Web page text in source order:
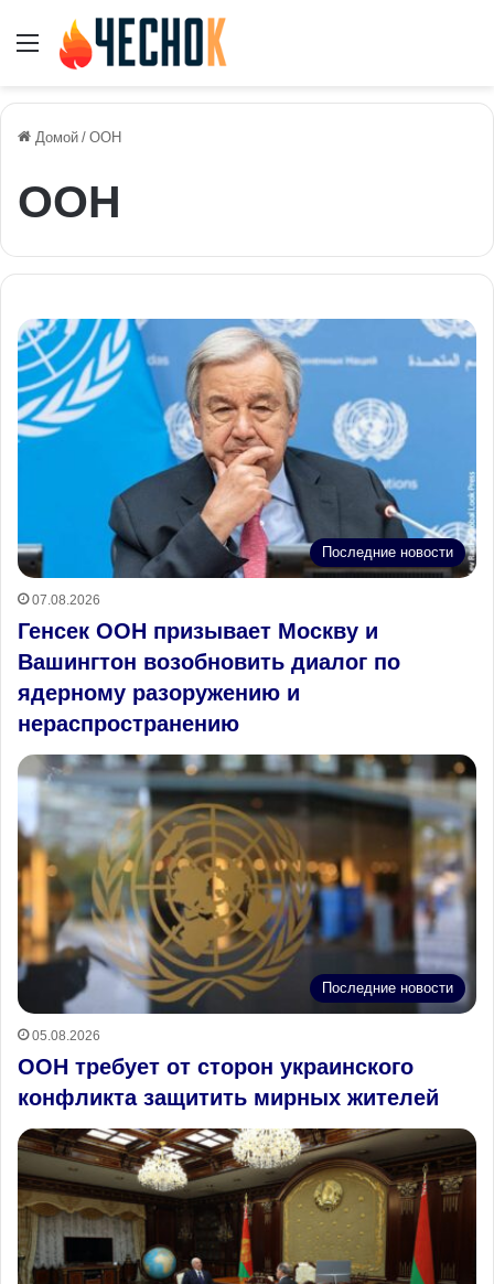
Меню
Домой / ООН
ООН
Последние новости
07.08.2026
Генсек ООН призывает Москву и
Вашингтон возобновить диалог по
ядерному разоружению и
нераспространению
Последние новости
05.08.2026
ООН требует от сторон украинского
конфликта защитить мирных жителей